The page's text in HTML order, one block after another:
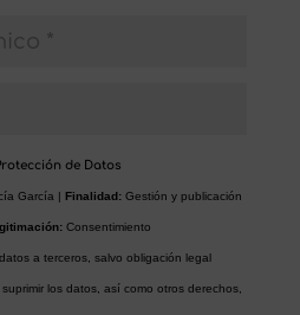
de Datos
García | Finalidad: Gestión y publicación
Consentimiento
a terceros, salvo obligación legal
los datos, así como otros derechos,